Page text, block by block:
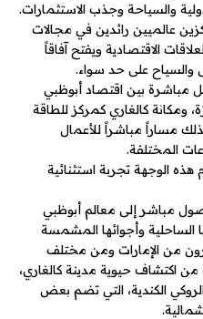
والسياحة وجذب الاستثمارات.
عالميين رائدين في مجالات
الاقتصادية ويفتح آفاقاً
والسياح على حد سواء.
مباشرة بين اقتصاد أبوظبي
ومكانة كالغاري كمركز للطاقة
مساراً مباشراً للأعمال
المختلفة.
الوجهة تجربة استثنائية
مباشر إلى معالم أبوظبي
الساحلية وأجوائها المشمسة
من الإمارات ومن مختلف
من اكتشاف حيوية مدينة كالغاري،
الكندية، التي تضم بعض